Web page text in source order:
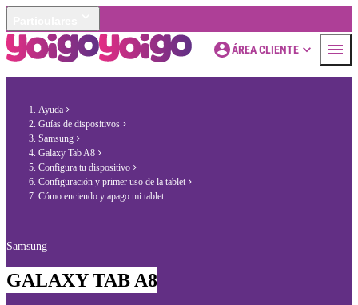
ÁREA CLIENTE
Ayuda
Guías de dispositivos
Samsung
Galaxy Tab A8
Configura tu dispositivo
Configuración y primer uso de la tablet
Cómo enciendo y apago mi tablet
Samsung
GALAXY TAB A8